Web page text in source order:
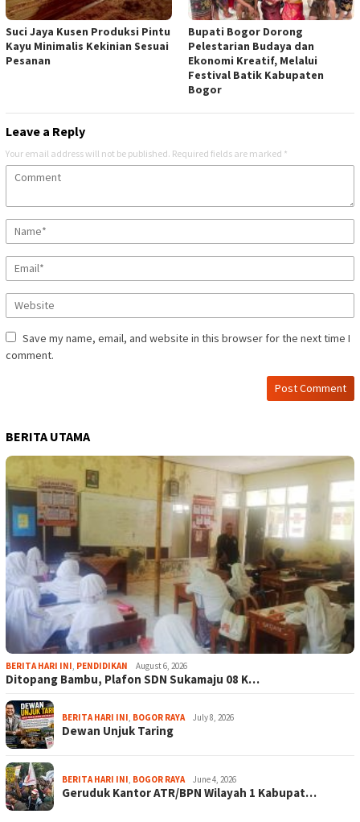
Suci Jaya Kusen Produksi Pintu
Kayu Minimalis Kekinian Sesuai
Pesanan
Bupati Bogor Dorong
Pelestarian Budaya dan
Ekonomi Kreatif, Melalui
Festival Batik Kabupaten
Bogor
Leave a Reply
Your email address will not be published. Required fields are marked *
Save my name, email, and website in this browser for the next time I
comment.
BERITA UTAMA
BERITA HARI INI, PENDIDIKAN August 6, 2026
Ditopang Bambu, Plafon SDN Sukamaju 08 K…
BERITA HARI INI, BOGOR RAYA July 8, 2026
Dewan Unjuk Taring
BERITA HARI INI, BOGOR RAYA June 4, 2026
Geruduk Kantor ATR/BPN Wilayah 1 Kabupat…